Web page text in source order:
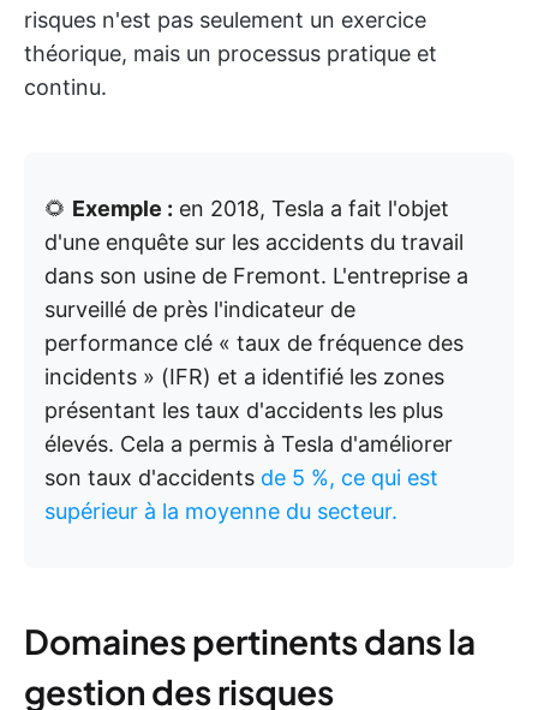
risques n'est pas seulement un exercice
théorique, mais un processus pratique et
continu.
🌻 Exemple : en 2018, Tesla a fait l'objet
d'une enquête sur les accidents du travail
dans son usine de Fremont. L'entreprise a
surveillé de près l'indicateur de
performance clé « taux de fréquence des
incidents » (IFR) et a identifié les zones
présentant les taux d'accidents les plus
élevés. Cela a permis à Tesla d'améliorer
son taux d'accidents de 5 %, ce qui est
supérieur à la moyenne du secteur.
Domaines pertinents dans la
gestion des risques